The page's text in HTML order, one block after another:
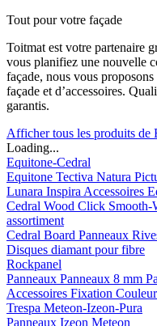
Tout pour votre façade
Toitmat est votre partenaire
vous planifiez une nouvelle
façade, nous vous
façade et d’accessoires.
garantis.
Afficher tous les produits de
Loading...
Equitone-Cedral
Equitone Tectiva Natura
Lunara Inspira Accessoires
Cedral Wood Click Smooth-
assortiment
Cedral Board Panneaux
Disques diamant pour fibre
Rockpanel
Panneaux Panneaux 8 mm
Accessoires Fixation
Trespa Meteon-Izeon-Pura
Panneaux Izeon Meteon